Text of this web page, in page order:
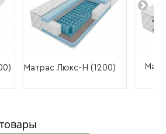
Матрас Люкс-Н (1200)